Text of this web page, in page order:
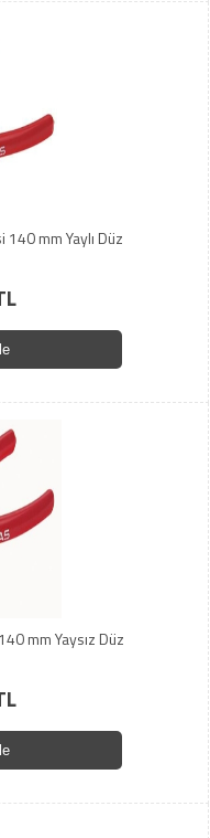
mm Yaylı Düz
mm Yaysız Düz